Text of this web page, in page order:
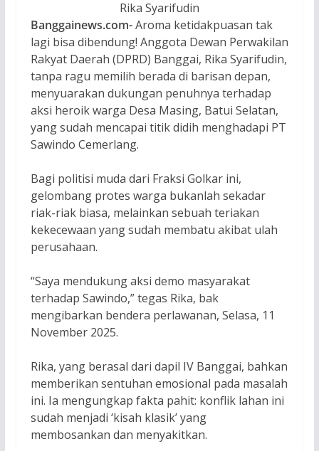
Rika Syarifudin
Banggainews.com-Aroma ketidakpuasan tak
lagi bisa dibendung! Anggota Dewan Perwakilan
Rakyat Daerah (DPRD) Banggai, Rika Syarifudin,
tanpa ragu memilih berada di barisan depan,
menyuarakan dukungan penuhnya terhadap
aksi heroik warga Desa Masing, Batui Selatan,
yang sudah mencapai titik didih menghadapi PT
Sawindo Cemerlang.
Bagi politisi muda dari Fraksi Golkar ini,
gelombang protes warga bukanlah sekadar
riak-riak biasa, melainkan sebuah teriakan
kekecewaan yang sudah membatu akibat ulah
perusahaan.
“Saya mendukung aksi demo masyarakat
terhadap Sawindo,” tegas Rika, bak
mengibarkan bendera perlawanan, Selasa, 11
November 2025.
Rika, yang berasal dari dapil IV Banggai, bahkan
memberikan sentuhan emosional pada masalah
ini. Ia mengungkap fakta pahit: konflik lahan ini
sudah menjadi ‘kisah klasik’ yang
membosankan dan menyakitkan.